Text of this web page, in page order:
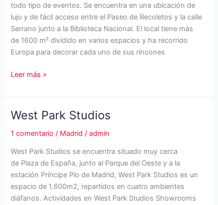
todo tipo de eventos. Se encuentra en una ubicación de
lujo y de fácil acceso entre el Paseo de Recoletos y la calle
Serrano junto a la Biblioteca Nacional. El local tiene más
de 1600 m² dividido en varios espacios y ha recorrido
Europa para decorar cada uno de sus rincones
Sala
espacio
multifuncional
Leer más »
West Park Studios
1 comentario / Madrid /admin
West Park Studios se encuentra situado muy cerca
de Plaza de España, junto al Parque del Oeste y a la
estación Príncipe Pío de Madrid, West Park Studios es un
espacio de 1.600m2, repartidos en cuatro ambientes
diáfanos. Actividades en West Park Studios Showrooms